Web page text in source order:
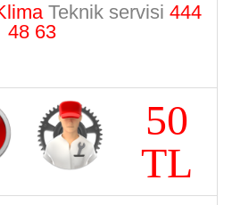
Teknik servisi 444
48 63
50
TL